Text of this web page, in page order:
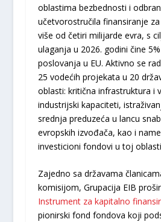
oblastima bezbednosti i
učetvorostručila finansiranje
više od četiri milijarde evra, s
ulaganja u 2026. godini čine
poslovanja u EU. Aktivno se
25 vodećih projekata u 20
oblasti: kritična infrastruktura i
industrijski kapaciteti,
srednja preduzeća u lancu
evropskih izvođača, kao i
investicioni fondovi u toj
Zajedno sa državama
komisijom, Grupacija EIB
Instrument za kapitalno
pionirski fond fondova koji